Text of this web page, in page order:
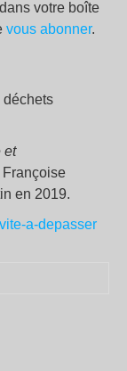
votre boîte
vous abonner.
déchets
et
en 2019.
a-depasser